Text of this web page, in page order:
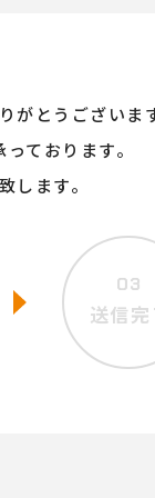
がとうございま
ております。
します。
03
送信